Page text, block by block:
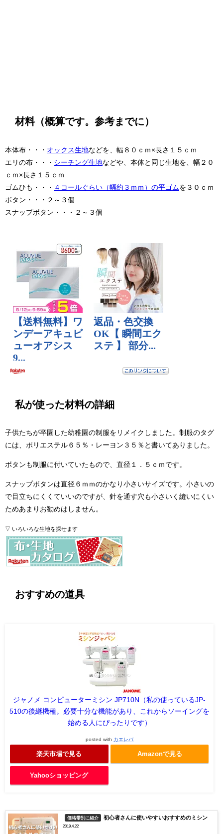
材料（概算です。参考までに）
本体布・・・ オックス生地などを、幅８０ｃｍ×長さ１５ｃｍ
エリの布・・・ シーチング生地などや、本体と同じ生地を、幅２０
ｃｍ×長さ１５ｃｍ
ゴムひも・・・ ４コールぐらい（幅約３ｍｍ）の平ゴム を３０ｃｍ
ボタン・・・２～３個
スナップボタン・・・２～３個
私が使った材料の詳細
子供たちが卒園した幼稚園の制服をリメイクしました。制服のタグ
には、ポリエステル６５％・レーヨン３５％と書いてありました。
ボタンも制服に付いていたもので、直径１．５ｃｍです。
スナップボタンは直径６ｍｍのかなり小さいサイズです。小さいの
で目立ちにくくていいのですが、針を通す穴も小さいく縫いにくい
ためあまりお勧めはしません。
▽ いろいろな生地を探せます
おすすめの道具
ジャノメ コンピューターミシン JP710N（私の使っているJP-
510の後継機種。必要十分な機能があり、これからソーイングを
始める人にぴったりです）
posted with カエレバ
楽天市場で見る Amazonで見る
Yahooショッピング
価格帯別に紹介 初心者さんに使いやすいおすすめのミシン
2019.4.22